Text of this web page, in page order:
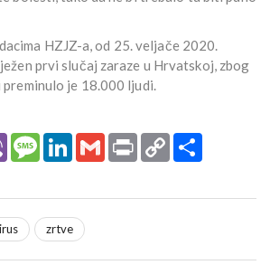
HZJZ-a, od 25. veljače 2020.
prvi slučaj zaraze u Hrvatskoj, zbog
je 18.000 ljudi.
Viber MessageLinkedInGmail Print Copy
Link
zrtve